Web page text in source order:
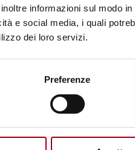
informazioni sul modo
e social media, i quali
dei loro servizi.
Preferenze